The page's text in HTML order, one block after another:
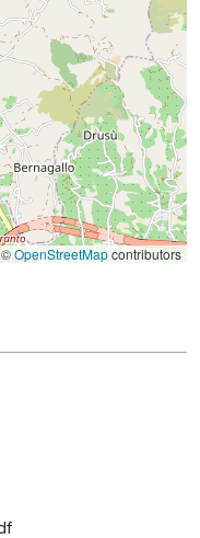
OpenStreetMapcontributors